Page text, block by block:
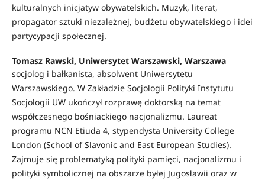
kulturalnych inicjatyw obywatelskich. Muzyk, literat,
propagator sztuki niezależnej, budżetu obywatelskiego i idei
partycypacji społecznej.
Tomasz Rawski, Uniwersytet Warszawski, Warszawa
socjolog i bałkanista, absolwent Uniwersytetu
Warszawskiego. W Zakładzie Socjologii Polityki Instytutu
Socjologii UW ukończył rozprawę doktorską na temat
współczesnego bośniackiego nacjonalizmu. Laureat
programu NCN Etiuda 4, stypendysta University College
London (School of Slavonic and East European Studies).
Zajmuje się problematyką polityki pamięci, nacjonalizmu i
polityki symbolicznej na obszarze byłej Jugosławii oraz w